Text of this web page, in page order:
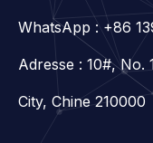
WhatsApp : +86
Adresse : 10#, No.
City, Chine 210000